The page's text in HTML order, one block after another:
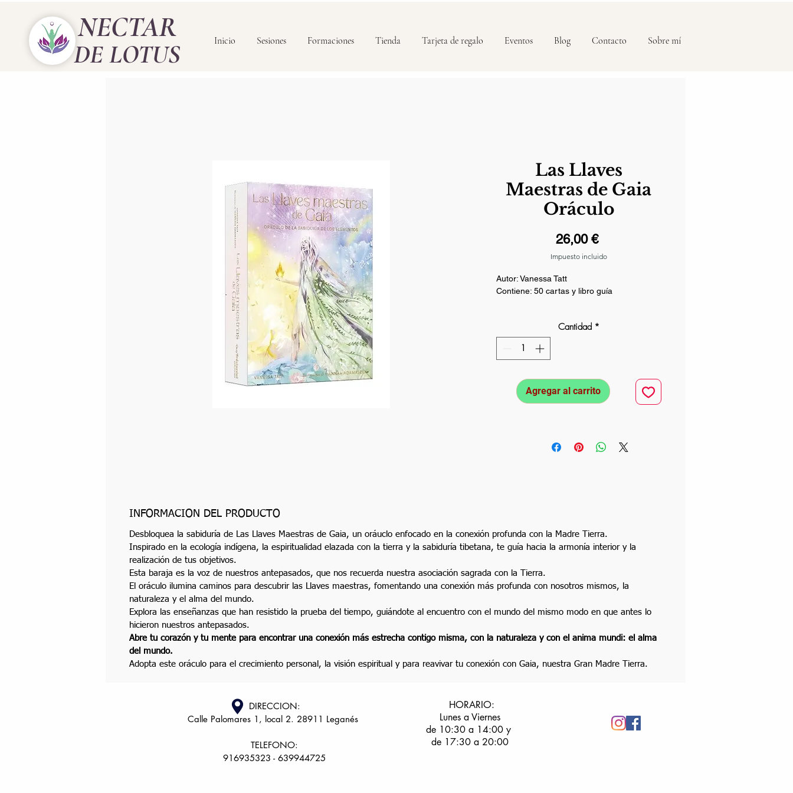
NECTAR
DE LOTUS Inicio Sesiones Formaciones Tienda Tarjeta de regalo Eventos Blog Contacto Sobre mí
Las Llaves
Maestras de Gaia
Oráculo
26,00 €Precio
Impuesto incluido
Autor: Vanessa Tatt
Contiene: 50 cartas y libro guía
Cantidad *
Agregar al carrito
INFORMACIÓN DEL PRODUCTO
Desbloquea la sabiduría de Las Llaves Maestras de Gaia, un oráuclo enfocado en la conexión profunda con la Madre Tierra.
Inspirado en la ecología indígena, la espiritualidad elazada con la tierra y la sabiduría tibetana, te guía hacia la armonía interior y la
realización de tus objetivos.
Esta baraja es la voz de nuestros antepasados, que nos recuerda nuestra asociación sagrada con la Tierra.
El oráculo ilumina caminos para descubrir las Llaves maestras, fomentando una conexión más profunda con nosotros mismos, la
naturaleza y el alma del mundo.
Explora las enseñanzas que han resistido la prueba del tiempo, guiándote al encuentro con el mundo del mismo modo en que antes lo
hicieron nuestros antepasados.
Abre tu corazón y tu mente para encontrar una conexión más estrecha contigo misma, con la naturaleza y con el anima mundi: el alma
del mundo.
Adopta este oráculo para el crecimiento personal, la visión espiritual y para reavivar tu conexión con Gaia, nuestra Gran Madre Tierra.
DIRECCION:
Calle Palomares 1, local 2. 28911 Leganés
TELEFONO:
916935323 - 639944725
HORARIO:
Lunes a Viernes
de 10:30 a 14:00 y
de 17:30 a 20:00